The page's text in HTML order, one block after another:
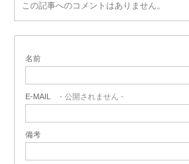
この記事へのコメントはありません。
名前
E-MAIL - 公開されません -
備考